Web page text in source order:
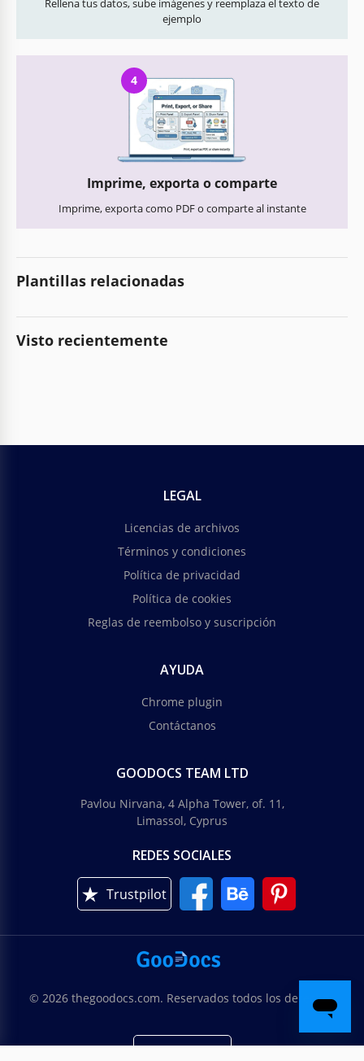
Rellena tus datos, sube imágenes y reemplaza el texto de
ejemplo
4
Imprime, exporta o comparte
Imprime, exporta como PDF o comparte al instante
Plantillas relacionadas
Visto recientemente
LEGAL
Licencias de archivos
Términos y condiciones
Política de privacidad
Política de cookies
Reglas de reembolso y suscripción
AYUDA
Chrome plugin
Contáctanos
GOODOCS TEAM LTD
Pavlou Nirvana, 4 Alpha Tower, of. 11,
Limassol, Cyprus
REDES SOCIALES
Trustpilot
© 2026 thegoodocs.com. Reservados todos los derechos
Española